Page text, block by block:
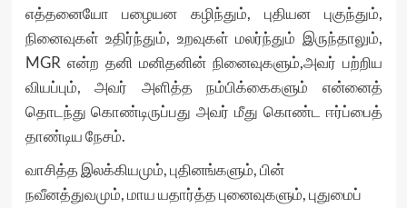
எத்தனையோ பழையன கழிந்தும், புதியன புகுந்தும்,
நினைவுகள் உதிர்ந்தும், உறவுகள் மலர்ந்தும் இருந்தாலும்,
MGR என்ற தனி மனிதனின் நினைவுகளும்,அவர் பற்றிய
வியப்பும், அவர் அளித்த நம்பிக்கைகளும் என்னைத்
தொடந்து கொண்டிருப்பது அவர் மீது கொண்ட ஈர்ப்பைத்
தாண்டிய நேசம்.
வாசித்த இலக்கியமும், புதினங்களும், பின்
நவீனத்துவமும், மாய யதார்த்த புனைவுகளும், புதுமைப்